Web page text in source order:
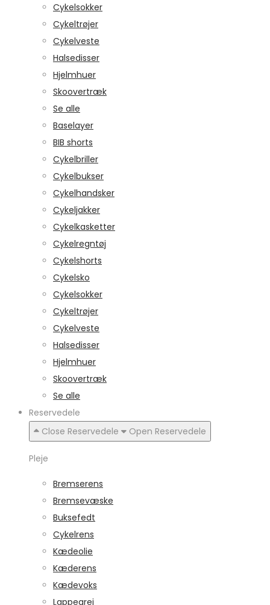
Cykelsokker
Cykeltrøjer
Cykelveste
Halsedisser
Hjelmhuer
Skoovertræk
Se alle
Baselayer
BIB shorts
Cykelbriller
Cykelbukser
Cykelhandsker
Cykeljakker
Cykelkasketter
Cykelregntøj
Cykelshorts
Cykelsko
Cykelsokker
Cykeltrøjer
Cykelveste
Halsedisser
Hjelmhuer
Skoovertræk
Se alle
Reservedele
Close Reservedele
Open Reservedele
Pleje
Bremserens
Bremsevæske
Buksefedt
Cykelrens
Kædeolie
Kæderens
Kædevoks
Lappegrej